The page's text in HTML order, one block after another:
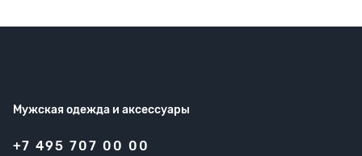
Мужская одежда и аксессуары
+7 495 707 00 00